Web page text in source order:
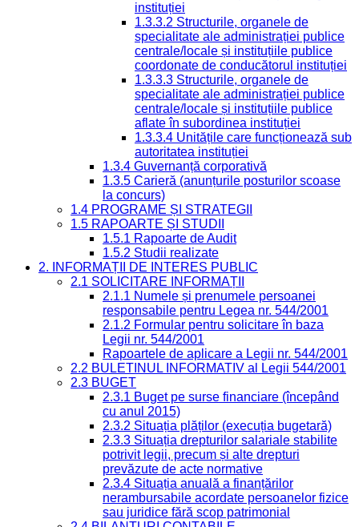
instituției
1.3.3.2 Structurile, organele de
specialitate ale administrației publice
centrale/locale și instituțiile publice
coordonate de conducătorul instituției
1.3.3.3 Structurile, organele de
specialitate ale administrației publice
centrale/locale și instituțiile publice
aflate în subordinea instituției
1.3.3.4 Unitățile care funcționează sub
autoritatea instituției
1.3.4 Guvernanță corporativă
1.3.5 Carieră (anunțurile posturilor scoase
la concurs)
1.4 PROGRAME ȘI STRATEGII
1.5 RAPOARTE ȘI STUDII
1.5.1 Rapoarte de Audit
1.5.2 Studii realizate
2. INFORMAȚII DE INTERES PUBLIC
2.1 SOLICITARE INFORMAȚII
2.1.1 Numele și prenumele persoanei
responsabile pentru Legea nr. 544/2001
2.1.2 Formular pentru solicitare în baza
Legii nr. 544/2001
Rapoartele de aplicare a Legii nr. 544/2001
2.2 BULETINUL INFORMATIV al Legii 544/2001
2.3 BUGET
2.3.1 Buget pe surse financiare (începând
cu anul 2015)
2.3.2 Situația plăților (execuția bugetară)
2.3.3 Situația drepturilor salariale stabilite
potrivit legii, precum și alte drepturi
prevăzute de acte normative
2.3.4 Situația anuală a finanțărilor
nerambursabile acordate persoanelor fizice
sau juridice fără scop patrimonial